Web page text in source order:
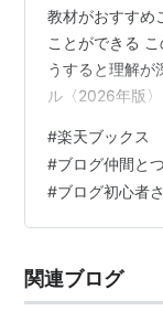
教材がおすすめ
ことができる
うすると理解が
ル〈2026年版
#楽天ブックス
#ブログ仲間と
#ブログ初心者
関連ブログ